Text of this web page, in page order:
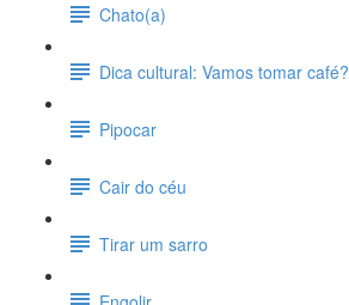
Chato(a)
Dica cultural: Vamos tomar café?
Pipocar
Cair do céu
Tirar um sarro